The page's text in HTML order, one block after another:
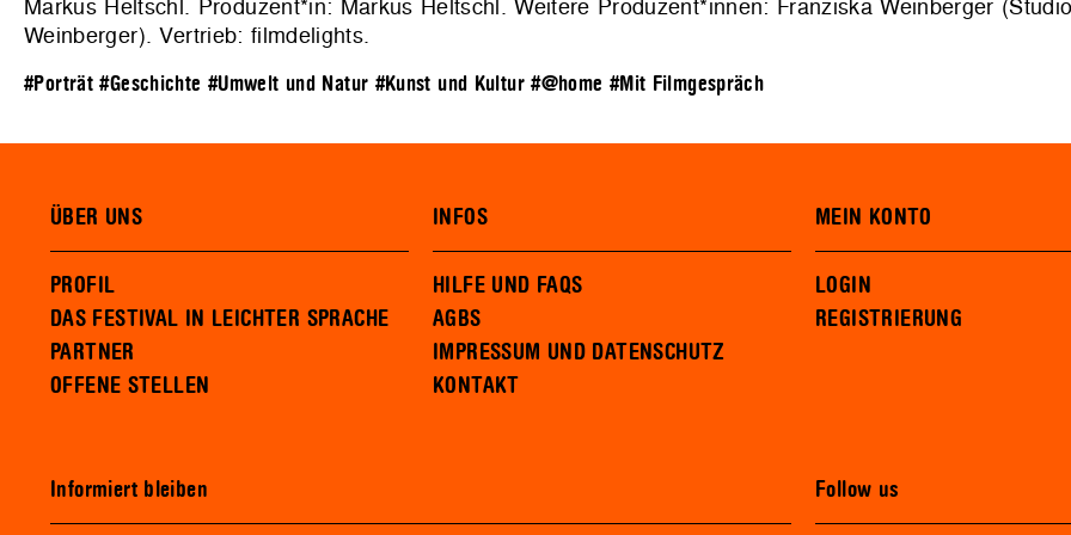
Markus Heltschl. Produzent*in: Markus Heltschl. Weitere Produzent*innen: Franziska Weinberger
Weinberger). Vertrieb: filmdelights.
#Porträt #Geschichte #Umwelt und Natur #Kunst und Kultur #@home #Mit Filmgespräch
ÜBER UNS
PROFIL
DAS FESTIVAL IN LEICHTER SPRACHE
PARTNER
OFFENE STELLEN
INFOS
HILFE UND FAQS
AGBS
IMPRESSUM UND DATENSCHUTZ
KONTAKT
MEIN KONTO
LOGIN
REGISTRIERUNG
Informiert bleiben Follow us